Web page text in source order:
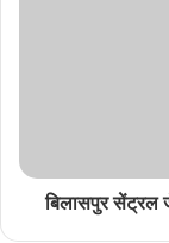
बिलासपुर सेंट्रल